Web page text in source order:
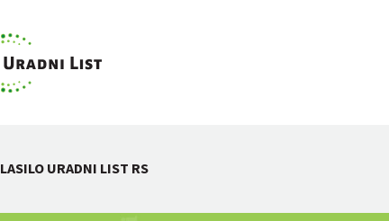
LASILO URADNI LIST RS